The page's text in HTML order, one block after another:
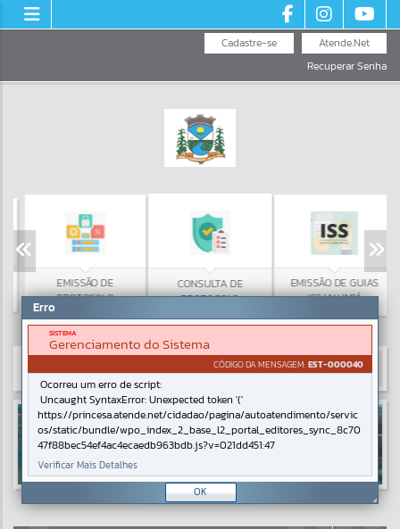
Atende.Net
Cadastre-se
Recuperar Senha
EMISSÃO DE
PROTOCOLO
CONSULTA DE
PROTOCOLO
EMISSÃO DE GUIAS
ISS/ALVARÁ
Resultados para""
Portais
Por favor, aguarde...
Erro
SISTEMA
Gerenciamento do Sistema
CÓDIGO DA MENSAGEM:EST-000040
Ocorreu um erro de script:
Uncaught SyntaxError: Unexpected token '('
https://princesa.atende.net/cidadao/pagina/autoatendimento/servic
os/static/bundle/wpo_index_2_base_l2_portal_editores_sync_8c70
47f88bec54ef4ac4ecaedb963bdb.js?v=021dd451:47
Verificar Mais Detalhes
OK